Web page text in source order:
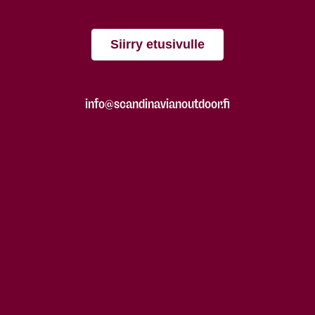
Siirry etusivulle
info@scandinavianoutdoor.fi